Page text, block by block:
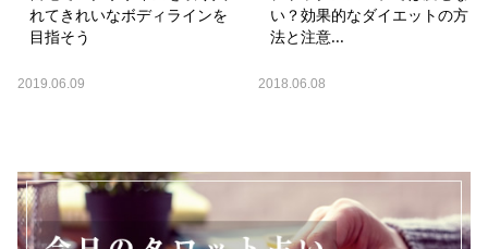
れてきれいなボディラインを
目指そう
2019.06.09
い？効果的なダイエットの方
法と注意...
2018.06.08